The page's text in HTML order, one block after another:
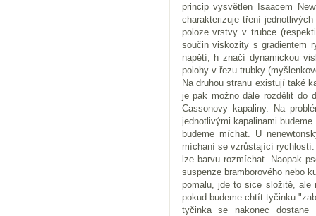
princip vysvětlen Isaacem
charakterizuje tření
poloze vrstvy v trubce
součin viskozity s gradientem
napětí, h značí dynamickou
polohy v řezu trubky
Na druhou stranu existují také
je pak možno dále rozdělit do
Cassonovy kapaliny. Na
jednotlivými kapalinami
budeme míchat. U
míchaní se vzrůstající
lze barvu rozmíchat. Naopak
suspenze bramborového nebo
pomalu, jde to sice složitě, ale
pokud budeme chtít tyčinku
tyčinka se nakonec